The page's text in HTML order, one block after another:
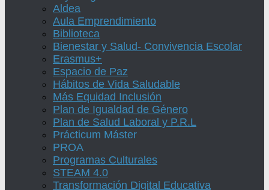
Aldea
Aula Emprendimiento
Biblioteca
Bienestar y Salud- Convivencia Escolar
Erasmus+
Espacio de Paz
Hábitos de Vida Saludable
Más Equidad Inclusión
Plan de Igualdad de Género
Plan de Salud Laboral y P.R.L
Prácticum Máster
PROA
Programas Culturales
STEAM 4.0
Transformación Digital Educativa